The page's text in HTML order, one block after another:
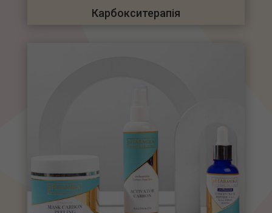
Карбокситерапія